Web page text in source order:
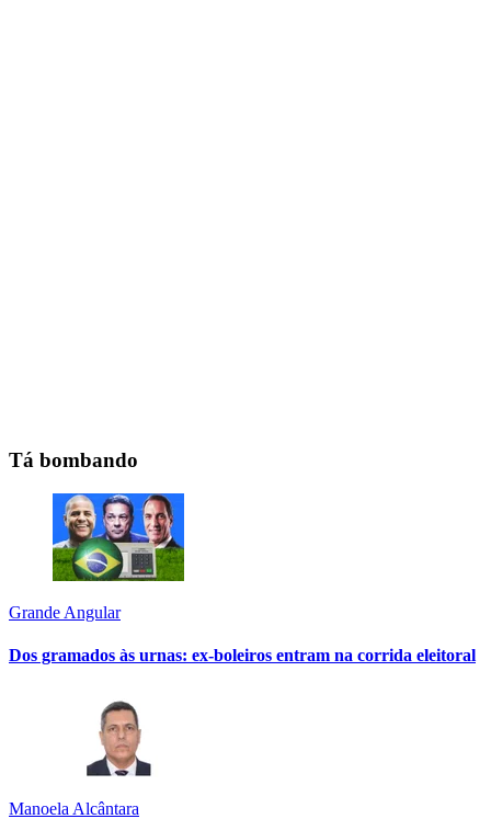
Tá bombando
Grande Angular
Dos gramados às urnas: ex-boleiros entram na corrida eleitoral
Manoela Alcântara